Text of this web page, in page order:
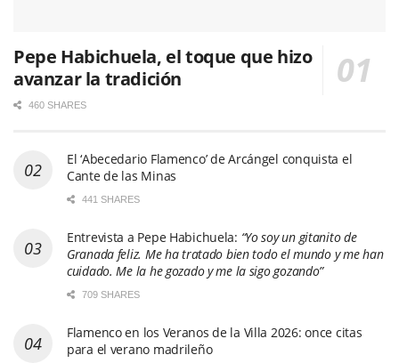
Pepe Habichuela, el toque que hizo
avanzar la tradición
460 SHARES
El ‘Abecedario Flamenco’ de Arcángel conquista el
Cante de las Minas
441 SHARES
Entrevista a Pepe Habichuela: “Yo soy un gitanito de
Granada feliz. Me ha tratado bien todo el mundo y me han
cuidado. Me la he gozado y me la sigo gozando”
709 SHARES
Flamenco en los Veranos de la Villa 2026: once citas
para el verano madrileño